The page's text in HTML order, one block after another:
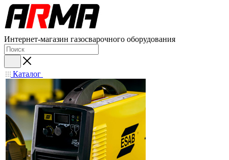
Интернет-магазин газосварочного оборудования
Каталог